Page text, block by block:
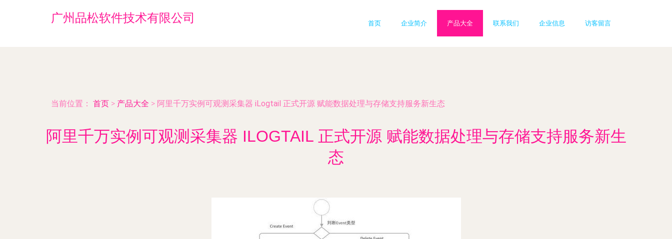
广州品松软件技术有限公司 首页 企业简介 产品大全 联系我们 企业信息 访客留言
当前位置： 首页 > 产品大全 > 阿里千万实例可观测采集器 iLogtail 正式开源 赋能数据处理与存储支持服务新生态
阿里千万实例可观测采集器 ILOGTAIL 正式开源 赋能数据处理与存储支持服务新生
态